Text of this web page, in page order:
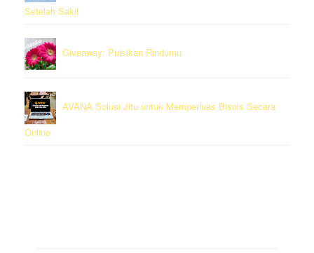
Setelah Sakit
Giveaway: Puisikan Rindumu
AVANA Solusi Jitu untuk Memperluas Bisnis Secara
Online